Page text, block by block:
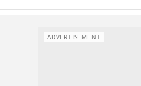
ADVERTISEMENT